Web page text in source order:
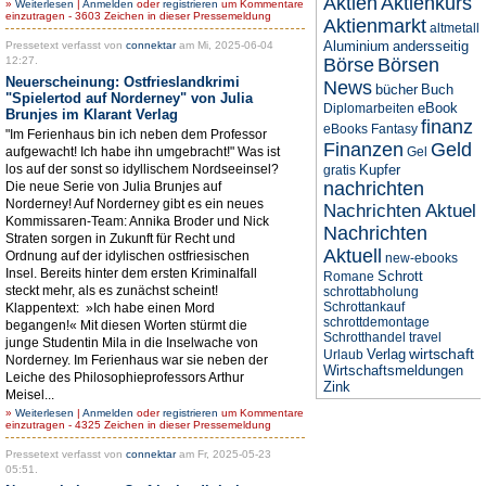
» Weiterlesen Anmelden oderregistrieren um Kommentare
einzutragen - 3603 Zeichen in dieser Pressemeldung
Pressetext verfasst von connektaram Mi, 2025-06-04
12:27.
Neuerscheinung: Ostfrieslandkrimi
"Spielertod auf Norderney" von Julia
Brunjes im Klarant Verlag
"Im Ferienhaus bin ich neben dem Professor
aufgewacht! Ich habe ihn umgebracht!" Was ist
los auf der sonst so idyllischem Nordseeinsel?
Die neue Serie von Julia Brunjes auf
Norderney! Auf Norderney gibt es ein neues
Kommissaren-Team: Annika Broder und Nick
Straten sorgen in Zukunft für Recht und
Ordnung auf der idylischen ostfriesischen
Insel. Bereits hinter dem ersten Kriminalfall
steckt mehr, als es zunächst scheint!
Klappentext: »Ich habe einen Mord
begangen!« Mit diesen Worten stürmt die
junge Studentin Mila in die Inselwache von
Norderney. Im Ferienhaus war sie neben der
Leiche des Philosophieprofessors Arthur
Meisel...
» Weiterlesen | Anmelden oderregistrieren um Kommentare
einzutragen - 4325 Zeichen in dieser Pressemeldung
Pressetext verfasst von connektaram Fr, 2025-05-23
05:51.
Aktienmarkt altmetall
Aluminium andersseitig
Börse Börsen
News bücher Buch
Diplomarbeiten eBook
eBooks Fantasy finanz
Finanzen Gel Geld
gratis Kupfer
nachrichten
Nachrichten Aktuel
Nachrichten
Aktuell
new-ebooks
Romane Schrott
schrottabholung
Schrottankauf
schrottdemontage
Schrotthandel travel
Urlaub Verlag wirtschaft
Wirtschaftsmeldungen
Zink